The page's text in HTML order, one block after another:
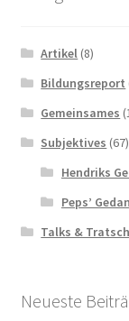
Artikel (8)
Bildungsreport
Gemeinsames
Subjektives (67)
Hendriks
Peps’
Talks & Tratsch
Neueste